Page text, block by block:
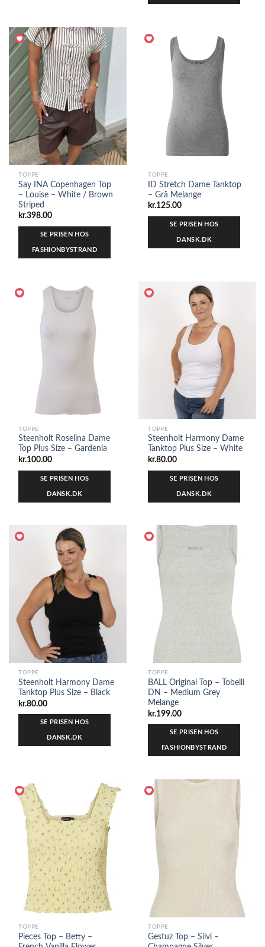
TOPPE
Say INA Copenhagen Top
– Louise – White / Brown
Striped
kr.398.00
SE PRISEN HOS
FASHIONBYSTRAND
TOPPE
ID Stretch Dame Tanktop
– Grå Melange
kr.125.00
SE PRISEN HOS
DANSK.DK
TOPPE
Steenholt Roselina Dame
Top Plus Size – Gardenia
kr.100.00
SE PRISEN HOS
DANSK.DK
TOPPE
Steenholt Harmony Dame
Tanktop Plus Size – White
kr.80.00
SE PRISEN HOS
DANSK.DK
TOPPE
Steenholt Harmony Dame
Tanktop Plus Size – Black
kr.80.00
SE PRISEN HOS
DANSK.DK
TOPPE
BALL Original Top – Tobelli
DN – Medium Grey
Melange
kr.199.00
SE PRISEN HOS
FASHIONBYSTRAND
TOPPE
Pieces Top – Betty –
TOPPE
Gestuz Top – Silvi –